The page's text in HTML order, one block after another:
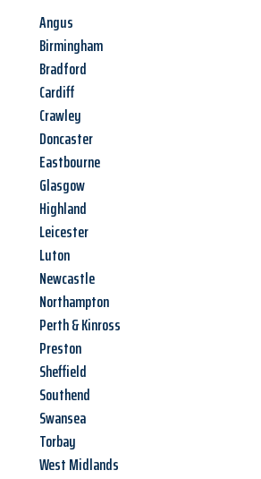
Angus
Birmingham
Bradford
Cardiff
Crawley
Doncaster
Eastbourne
Glasgow
Highland
Leicester
Luton
Newcastle
Northampton
Perth & Kinross
Preston
Sheffield
Southend
Swansea
Torbay
West Midlands